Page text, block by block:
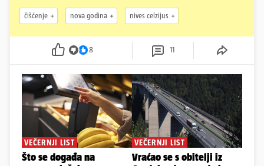
čišćenje nova godina nives celzijus
8 11